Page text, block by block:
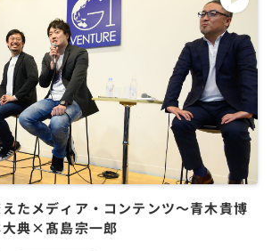
たメディア・コンテンツ～青木貴博
典×髙島宗一郎